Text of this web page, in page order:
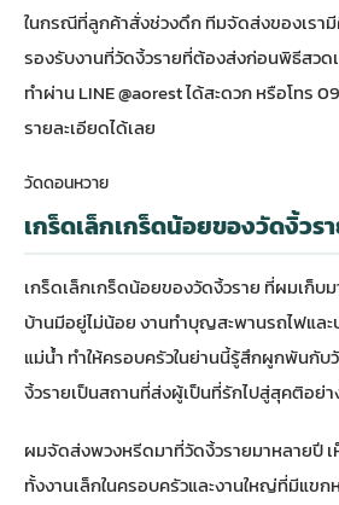
ในกรณีที่ลูกค้าสั่งช่วงดึก ทีมจัดส่งของเรามี
รองรับงานที่วัดงิ้วรายที่ต้องส่งก่อนพิธีสวด
ทำผ่าน LINE @aorest ได้สะดวก หรือโทร
รายละเอียดได้เลย
วัดดอนหวาย
เกร็ดเล็กเกร็ดน้อยของวัดงิ้วร
เกร็ดเล็กเกร็ดน้อยของวัดงิ้วราย ที่ผมเก็บ
บ้านมีอยู่ไม่น้อย งานทำบุญสะพานรถไฟแล
แม่น้ำ ทำให้ครอบครัวในย่านนี้รู้สึกผูกพันกับ
งิ้วรายเป็นสถานที่ส่งผู้เป็นที่รักไปสู่สุคติอย่า
ผมจัดส่งพวงหรีดมาที่วัดงิ้วรายมาหลายปี
ทั้งงานเล็กในครอบครัวและงานใหญ่ที่มีแข